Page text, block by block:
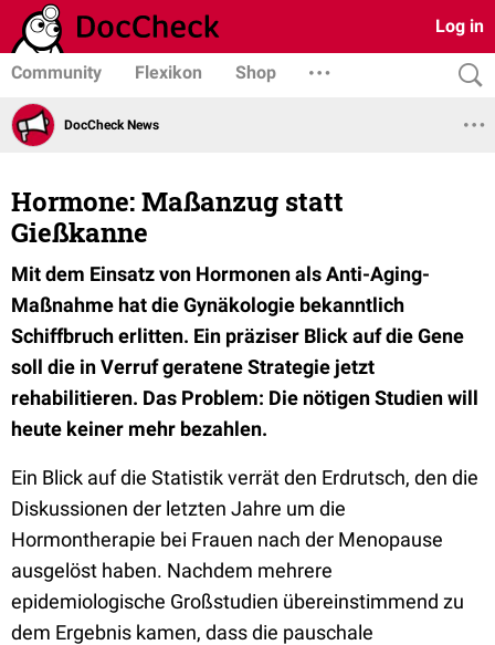
Log in
Community Flexikon Shop
DocCheck News
Hormone: Maßanzug statt
Gießkanne
Mit dem Einsatz von Hormonen als Anti-Aging-
Maßnahme hat die Gynäkologie bekanntlich
Schiffbruch erlitten. Ein präziser Blick auf die Gene
soll die in Verruf geratene Strategie jetzt
rehabilitieren. Das Problem: Die nötigen Studien will
heute keiner mehr bezahlen.
Ein Blick auf die Statistik verrät den Erdrutsch, den die
Diskussionen der letzten Jahre um die
Hormontherapie bei Frauen nach der Menopause
ausgelöst haben. Nachdem mehrere
epidemiologische Großstudien übereinstimmend zu
dem Ergebnis kamen, dass die pauschale